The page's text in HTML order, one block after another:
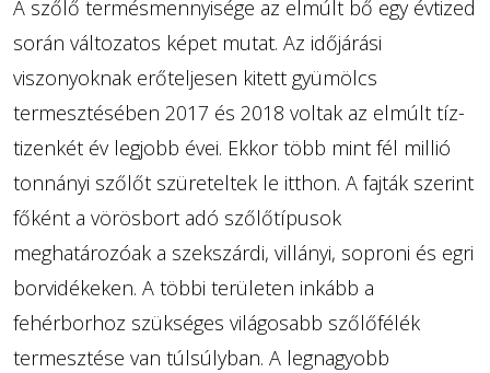
A szőlő termésmennyisége az elmúlt bő egy évtized
során változatos képet mutat. Az időjárási
viszonyoknak erőteljesen kitett gyümölcs
termesztésében 2017 és 2018 voltak az elmúlt tíz-
tizenkét év legjobb évei. Ekkor több mint fél millió
tonnányi szőlőt szüreteltek le itthon. A fajták szerint
főként a vörösbort adó szőlőtípusok
meghatározóak a szekszárdi, villányi, soproni és egri
borvidékeken. A többi területen inkább a
fehérborhoz szükséges világosabb szőlőfélék
termesztése van túlsúlyban. A legnagyobb